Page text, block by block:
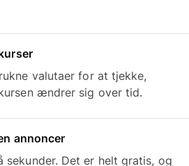
valutaer for at tjekke,
ændrer sig over tid.
annoncer
sekunder. Det er helt gratis, og